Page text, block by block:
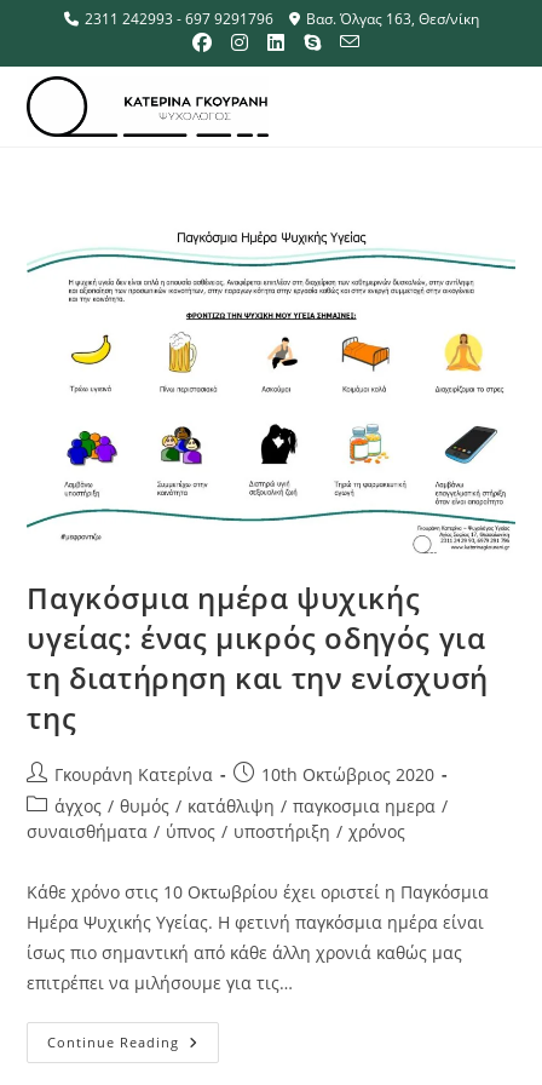
2311 242993 - 697 9291796 Βασ. Όλγας 163, Θεσ/νίκη
Παγκόσμια ημέρα ψυχικής
υγείας: ένας μικρός οδηγός για
τη διατήρηση και την ενίσχυσή
της
Γκουράνη Κατερίνα
10th Οκτώβριος 2020
άγχος / θυμός / κατάθλιψη / παγκοσμια ημερα /
συναισθήματα / ύπνος / υποστήριξη / χρόνος
Κάθε χρόνο στις 10 Οκτωβρίου έχει οριστεί η Παγκόσμια
Ημέρα Ψυχικής Υγείας. Η φετινή παγκόσμια ημέρα είναι
ίσως πιο σημαντική από κάθε άλλη χρονιά καθώς μας
επιτρέπει να μιλήσουμε για τις…
Continue Reading